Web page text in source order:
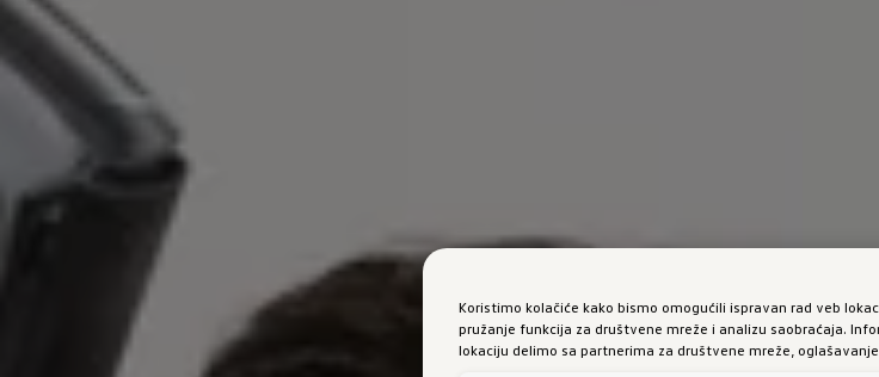
Koristimo kolačiće kako bismo omogućili ispravan rad veb
pružanje funkcija za društvene mreže i analizu saobraćaja.
lokaciju delimo sa partnerima za društvene mreže,